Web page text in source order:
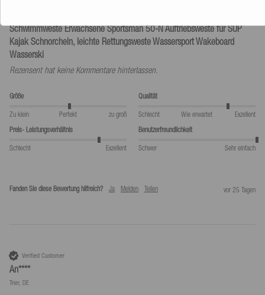
Schwimmweste Erwachsene Sportsman 50-N Auftriebsweste für SUP
Kajak Schnorcheln, leichte Rettungsweste Wassersport Wakeboard
Wasserski
Rezensent hat keine Kommentare hinterlassen.
Größe
Zu klein Perfekt zu groß
Qualität
Schlecht Wie erwartet
Exzellent
Preis- Leistungsverhältnis
Schlecht Exzellent
Benutzerfreundlichkeit
Schwer Sehr einfach
Fanden Sie diese Bewertung hilfreich? Ja Melden Teilen vor 25 Tagen
Verified Customer
An****
Trier, DE